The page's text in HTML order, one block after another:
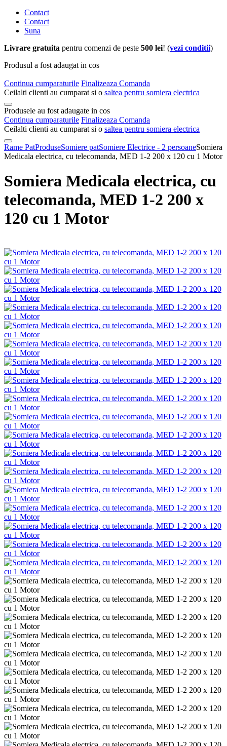
Contact
Contact
Suna
Livrare gratuita pentru comenzi de peste 500 lei! (vezi conditii)
Produsul a fost adaugat in cos
Continua cumparaturile Finalizeaza Comanda
Ceilalti clienti au cumparat si o saltea pentru somiera electrica
Produsele au fost adaugate in cos
Continua cumparaturile Finalizeaza Comanda
Ceilalti clienti au cumparat si o saltea pentru somiera electrica
Rame PatProduseSomiere patSomiere Electrice - 2 persoaneSomiera
Medicala electrica, cu telecomanda, MED 1-2 200 x 120 cu 1 Motor
Somiera Medicala electrica, cu
telecomanda, MED 1-2 200 x
120 cu 1 Motor